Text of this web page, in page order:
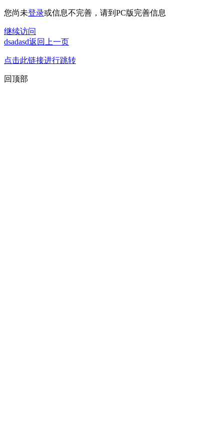
您尚未登录或信息不完善，请到PC版完善信息
继续访问
dsadasd返回上一页
点击此链接进行跳转
回顶部